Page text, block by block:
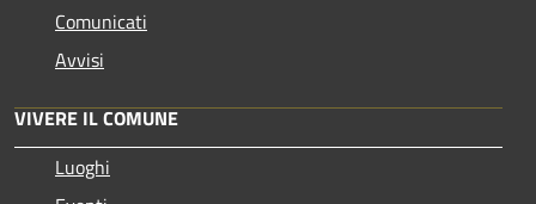
Comunicati
Avvisi
VIVERE IL COMUNE
Luoghi